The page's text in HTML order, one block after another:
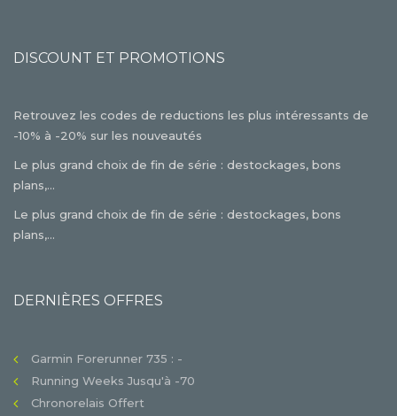
DISCOUNT ET PROMOTIONS
Retrouvez les codes de reductions les plus intéressants de
-10% à -20% sur les nouveautés
Le plus grand choix de fin de série : destockages, bons
plans,...
Le plus grand choix de fin de série : destockages, bons
plans,...
DERNIÈRES OFFRES
Garmin Forerunner 735 : -
Running Weeks Jusqu'à -70
Chronorelais Offert